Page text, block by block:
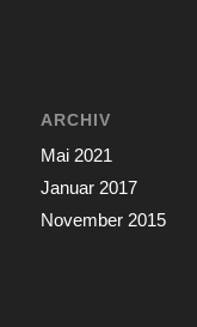
ARCHIV
Mai 2021
Januar 2017
November 2015